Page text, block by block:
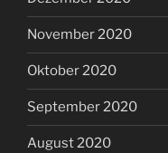
November 2020
Oktober 2020
September 2020
August 2020